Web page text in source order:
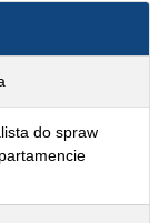
do spraw